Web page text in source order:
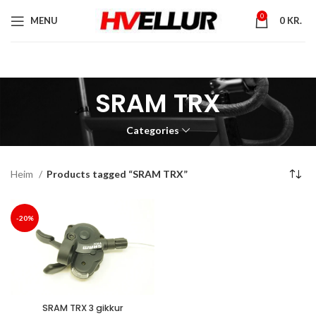
MENU 0 0 KR.
SRAM TRX
Categories
Heim Products tagged “SRAM TRX”
-20%
SRAM TRX 3 gikkur